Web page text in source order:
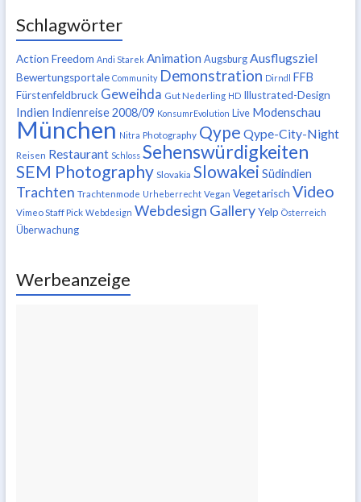
Schlagwörter
Action Freedom Andi Starek Animation Augsburg Ausflugsziel
Bewertungsportale Community Demonstration Dirndl FFB
Fürstenfeldbruck Geweihda Gut Nederling HD Illustrated-Design
Indien Indienreise 2008/09 KonsumrEvolution Live Modenschau
München Nitra Photography Qype Qype-City-Night
Reisen Restaurant Schloss Sehenswürdigkeiten
SEM Photography Slovakia Slowakei Südindien
Trachten Trachtenmode Urheberrecht Vegan Vegetarisch Video
Vimeo Staff Pick Webdesign Webdesign Gallery Yelp Österreich
Überwachung
Werbeanzeige